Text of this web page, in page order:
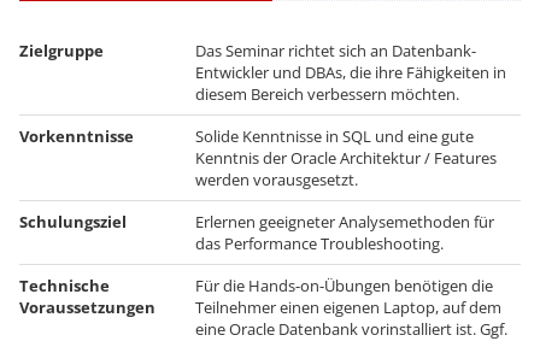
Zielgruppe
Das Seminar richtet sich an Datenbank-
Entwickler und DBAs, die ihre Fähigkeiten in
diesem Bereich verbessern möchten.
Vorkenntnisse
Solide Kenntnisse in SQL und eine gute
Kenntnis der Oracle Architektur / Features
werden vorausgesetzt.
Schulungsziel
Erlernen geeigneter Analysemethoden für
das Performance Troubleshooting.
Technische
Voraussetzungen
Für die Hands-on-Übungen benötigen die
Teilnehmer einen eigenen Laptop, auf dem
eine Oracle Datenbank vorinstalliert ist. Ggf.